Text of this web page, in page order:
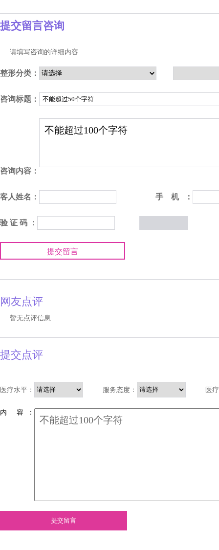
提交留言咨询
请填写咨询的详细内容
整形分类：
咨询标题：
咨询内容：
客人姓名： 手 机 ：
验 证 码 ：
提交留言
网友点评
暂无点评信息
提交点评
医疗水平： 服务态度： 医
内 容 ：
提交留言